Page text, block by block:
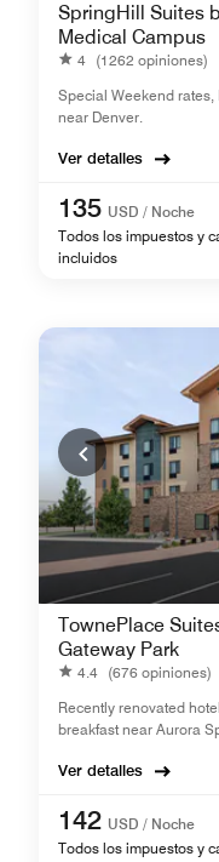
SpringHill Suites
Medical Campus
4 (1262 opiniones)
Special Weekend
near Denver.
Ver detalles
135 USD / Noche
Todos los impuestos y
incluidos
TownePlace
Gateway Park
4.4 (676 opiniones)
Recently renovated
breakfast near Aurora
Ver detalles
142 USD / Noche
Todos los impuestos y